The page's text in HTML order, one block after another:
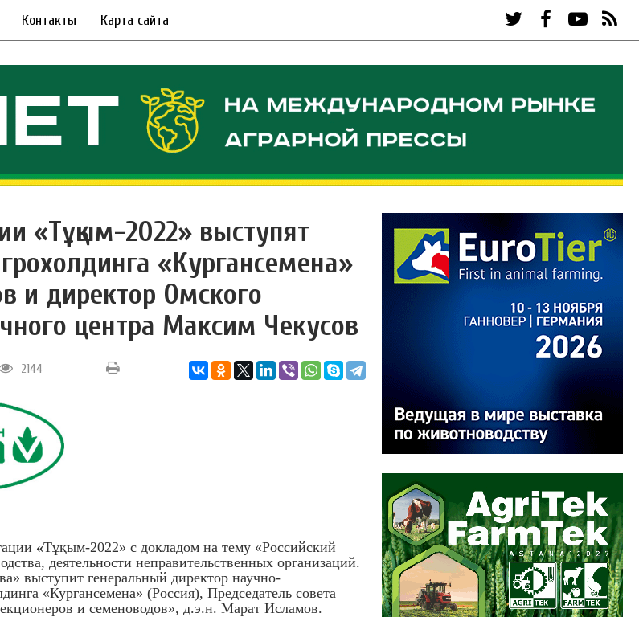
Контакты Карта сайта
«Тұқым-2022» выступят
«Кургансемена»
и директор Омского
центра Максим Чекусов
2144
«Тұқым-2022» с докладом на тему «Российский
деятельности неправительственных организаций.
выступит генеральный директор научно-
«Кургансемена» (Россия), Председатель совета
и семеноводов», д.э.н. Марат Исламов.